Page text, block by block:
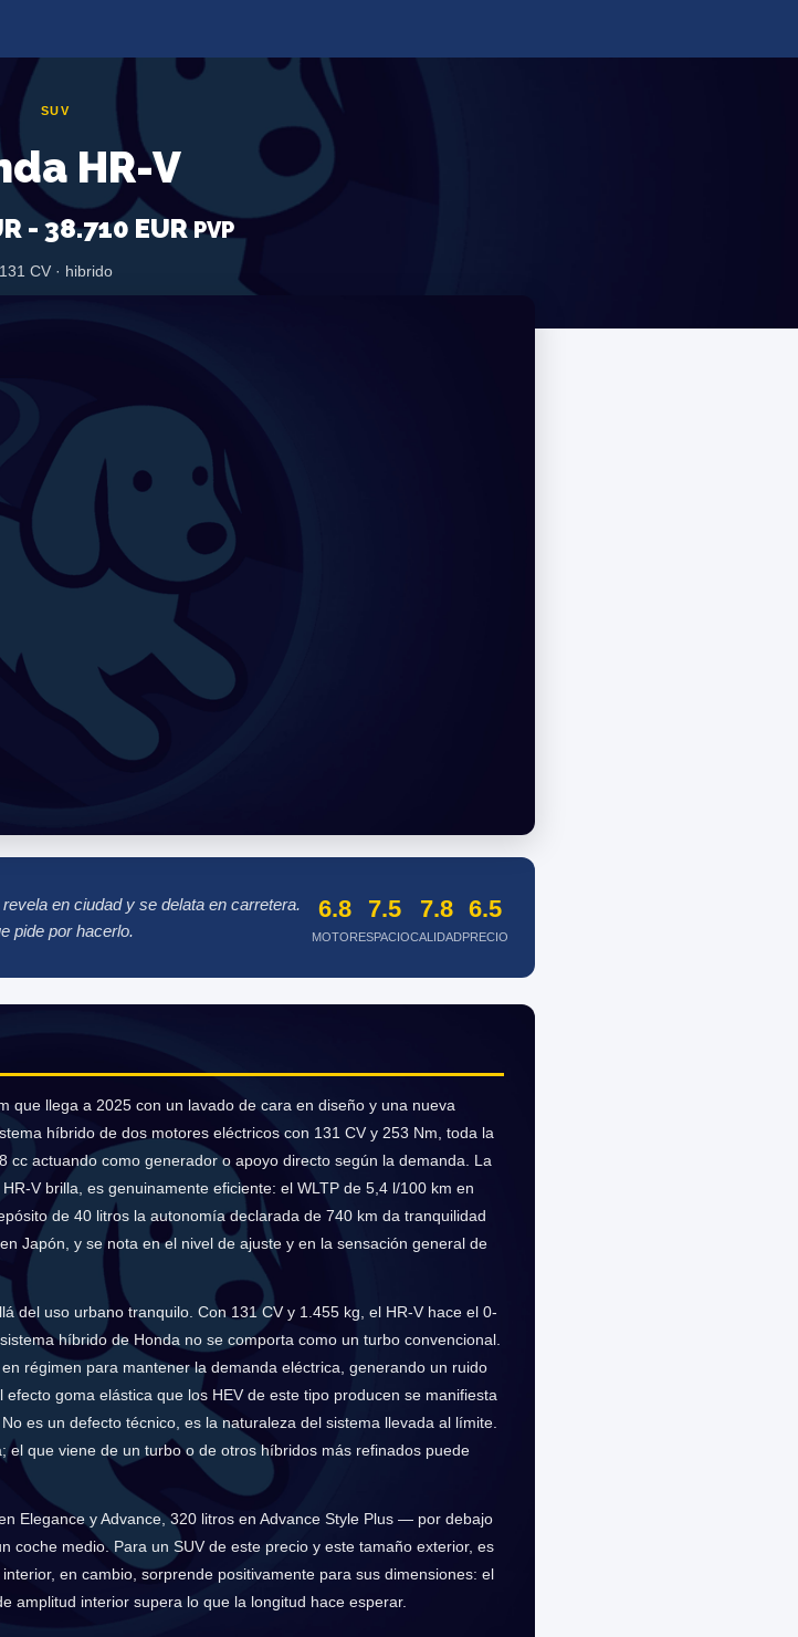
SUV
HR-V
- 38.710 EURPVP
131 CV · hibrido
en ciudad y se delata en carretera.
pide por hacerlo.
6.8
MOTOR
7.5
ESPACIO
7.8
CALIDAD
6.5
PRECIO
que llega a 2025 con un lavado de cara en diseño y una nueva
híbrido de dos motores eléctricos con 131 CV y 253 Nm, toda la
cc actuando como generador o apoyo directo según la demanda. La
V brilla, es genuinamente eficiente: el WLTP de 5,4 l/100 km en
de 40 litros la autonomía declarada de 740 km da tranquilidad
Japón, y se nota en el nivel de ajuste y en la sensación general de
del uso urbano tranquilo. Con 131 CV y 1.455 kg, el HR-V hace el 0-
híbrido de Honda no se comporta como un turbo convencional.
régimen para mantener la demanda eléctrica, generando un ruido
goma elástica que los HEV de este tipo producen se manifiesta
es un defecto técnico, es la naturaleza del sistema llevada al límite.
el que viene de un turbo o de otros híbridos más refinados puede
Elegance y Advance, 320 litros en Advance Style Plus — por debajo
coche medio. Para un SUV de este precio y este tamaño exterior, es
en cambio, sorprende positivamente para sus dimensiones: el
amplitud interior supera lo que la longitud hace esperar.